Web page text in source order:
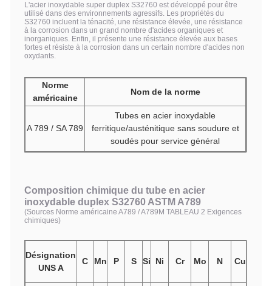
L'acier inoxydable super duplex S32760 est développé pour être
utilisé dans des environnements agressifs. Les propriétés du
S32760 incluent la ténacité, une résistance élevée, une résistance
à la corrosion dans un grand nombre d'acides organiques et
inorganiques. Enfin, il présente une résistance élevée aux bases
fortes et résiste à la corrosion dans un certain nombre d'acides non
oxydants.
Norme
américaine
Nom de la norme
A 789 / SA 789
Tubes en acier inoxydable
ferritique/austénitique sans soudure et
soudés pour service général
Composition chimique du tube en acier
inoxydable duplex S32760 ASTM A789
(Sources Norme américaine A789 / A789M TABLEAU 2 Exigences
chimiques)
Désignation
UNS A
C Mn P S Si Ni Cr Mo N Cu